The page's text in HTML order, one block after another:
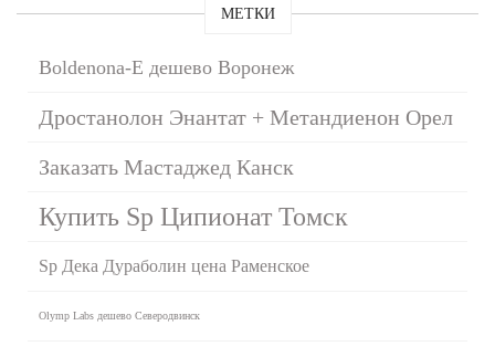
МЕТКИ
Boldenona-E дешево Воронеж
Дростанолон Энантат + Метандиенон Орел
Заказать Мастаджед Канск
Купить Sp Ципионат Томск
Sp Дека Дураболин цена Раменское
Olymp Labs дешево Северодвинск